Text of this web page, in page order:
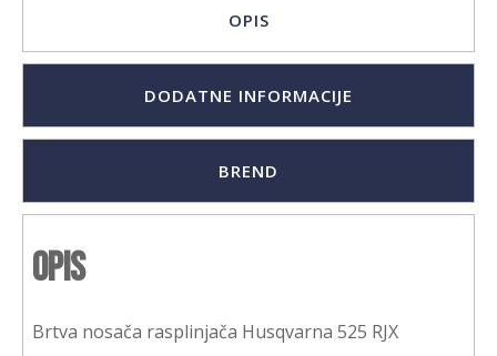
OPIS
DODATNE INFORMACIJE
BREND
Opis
Brtva nosača rasplinjača Husqvarna 525 RJX